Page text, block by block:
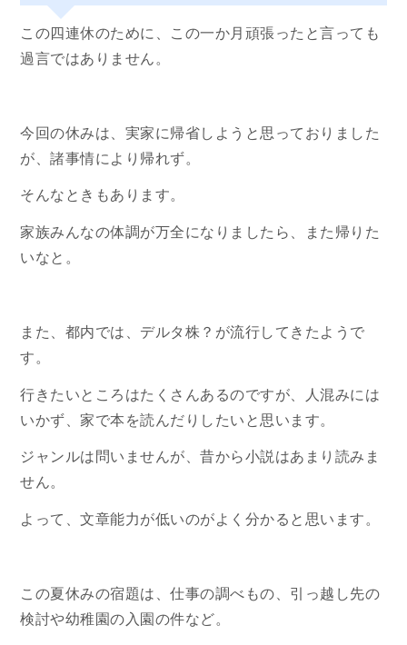
この四連休のために、この一か月頑張ったと言っても
過言ではありません。
今回の休みは、実家に帰省しようと思っておりました
が、諸事情により帰れず。
そんなときもあります。
家族みんなの体調が万全になりましたら、また帰りた
いなと。
また、都内では、デルタ株？が流行してきたようで
す。
行きたいところはたくさんあるのですが、人混みには
いかず、家で本を読んだりしたいと思います。
ジャンルは問いませんが、昔から小説はあまり読みま
せん。
よって、文章能力が低いのがよく分かると思います。
この夏休みの宿題は、仕事の調べもの、引っ越し先の
検討や幼稚園の入園の件など。